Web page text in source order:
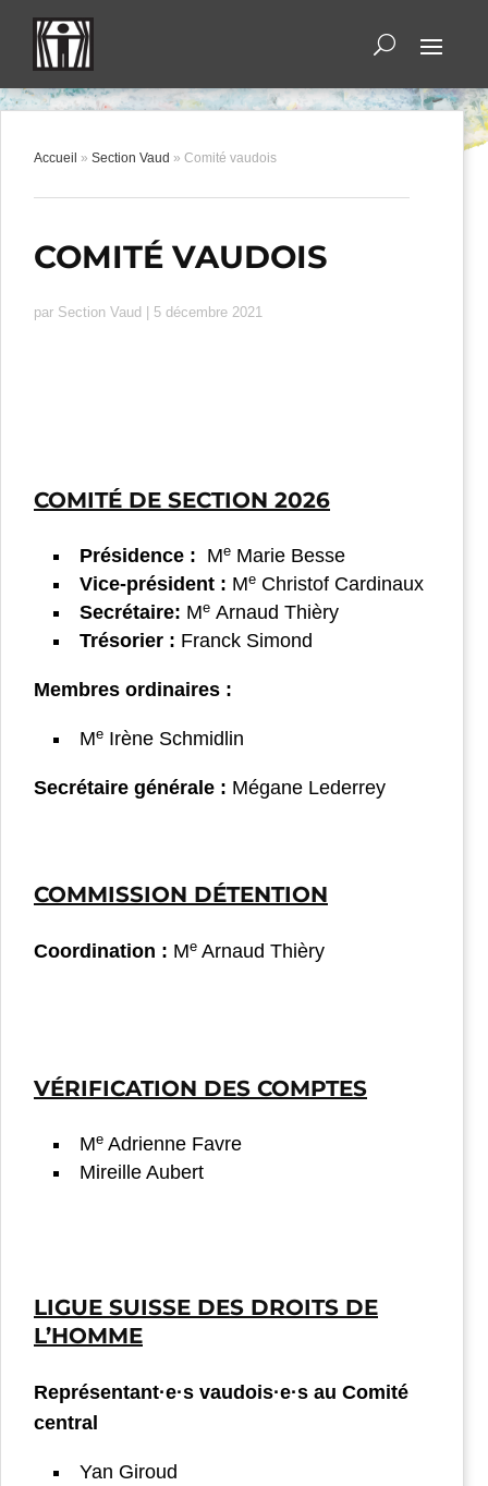
Accueil » Section Vaud » Comité vaudois
COMITÉ VAUDOIS
par Section Vaud 5 décembre 2021
COMITÉ DE SECTION 2026
Présidence : Me Marie Besse
Vice-président : Me Christof Cardinaux
Secrétaire: Me Arnaud Thièry
Trésorier : Franck Simond
Membres ordinaires :
Me Irène Schmidlin
Secrétaire générale : Mégane Lederrey
COMMISSION DÉTENTION
Coordination : Me Arnaud Thièry
VÉRIFICATION DES COMPTES
Me Adrienne Favre
Mireille Aubert
LIGUE SUISSE DES DROITS DE
L’HOMME
Représentant·e·s vaudois·e·s au Comité
central
Yan Giroud